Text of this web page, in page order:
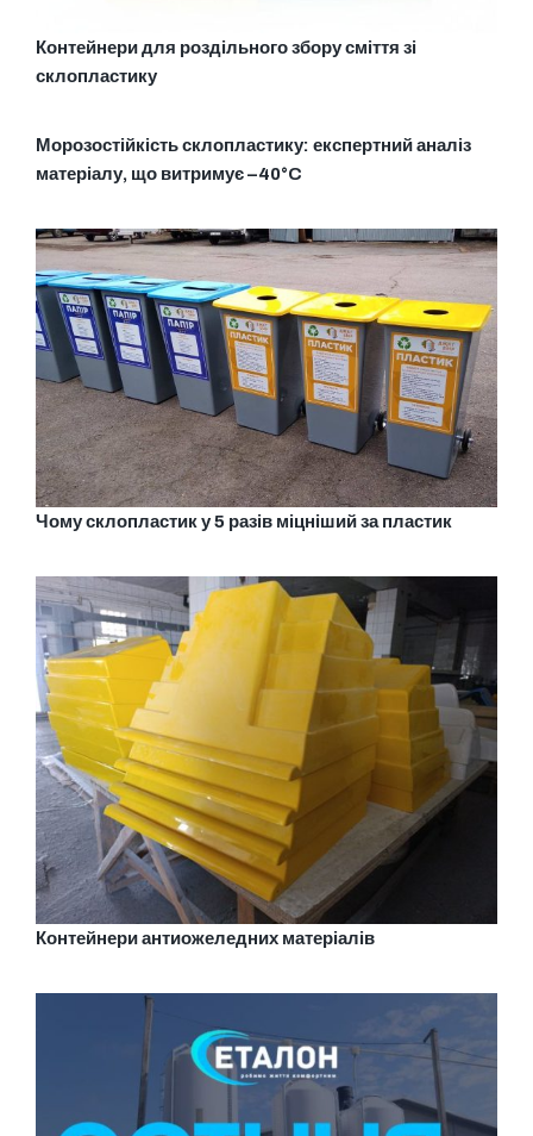
Контейнери для роздільного збору сміття зі
склопластику
Морозостійкість склопластику: експертний аналіз
матеріалу, що витримує –40°C
Чому склопластик у 5 разів міцніший за пластик
Контейнери антиожеледних матеріалів